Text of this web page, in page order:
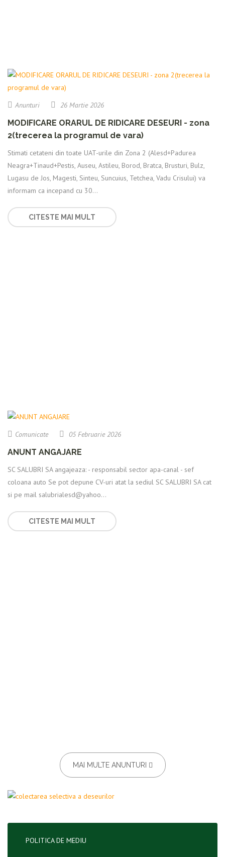
Anunturi 26 Martie 2026
MODIFICARE ORARUL DE RIDICARE DESEURI - zona
2(trecerea la programul de vara)
Stimati cetateni din toate UAT-urile din Zona 2 (Alesd+Padurea
Neagra+Tinaud+Pestis, Auseu, Astileu, Borod, Bratca, Brusturi, Bulz,
Lugasu de Jos, Magesti, Sinteu, Suncuius, Tetchea, Vadu Crisului) va
informam ca incepand cu 30...
CITESTE MAI MULT
Comunicate 05 Februarie 2026
ANUNT ANGAJARE
SC SALUBRI SA angajeaza: - responsabil sector apa-canal - sef
coloana auto Se pot depune CV-uri atat la sediul SC SALUBRI SA cat
si pe mail salubrialesd@yahoo...
CITESTE MAI MULT
MAI MULTE ANUNTURI
POLITICA DE MEDIU